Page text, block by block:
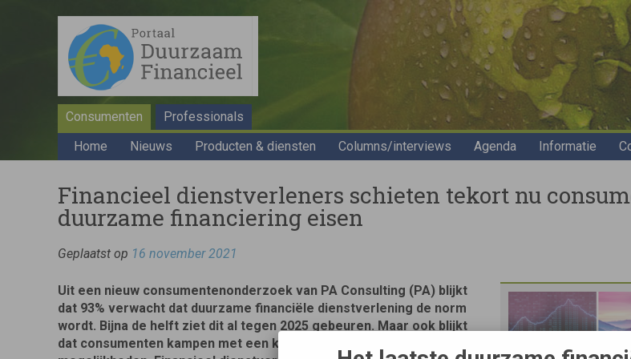
Consumenten
Professionals
Home
Nieuws Producten & diensten Columns/interviews Agenda Informatie
Financieel dienstverleners schieten tekort nu
duurzame financiering eisen
Geplaatst op 16 november 2021
Uit een nieuw consumentenonderzoek van PA Consulting (PA) blijkt
dat 93% verwacht dat duurzame financiële dienstverlening de norm
wordt. Bijna de helft ziet dit al tegen 2025 gebeuren. Maar ook blijkt
dat consumenten kampen met een kenniskloof wat betreft de